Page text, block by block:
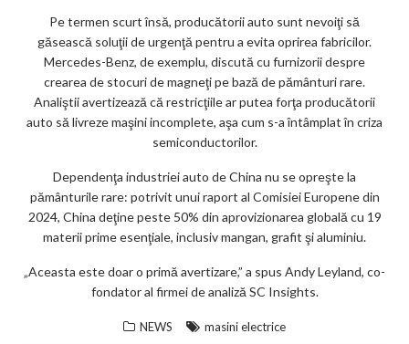
Pe termen scurt însă, producătorii auto sunt nevoiţi să
găsească soluţii de urgenţă pentru a evita oprirea fabricilor.
Mercedes-Benz, de exemplu, discută cu furnizorii despre
crearea de stocuri de magneţi pe bază de pământuri rare.
Analiştii avertizează că restricţiile ar putea forţa producătorii
auto să livreze maşini incomplete, aşa cum s-a întâmplat în criza
semiconductorilor.
Dependenţa industriei auto de China nu se opreşte la
pământurile rare: potrivit unui raport al Comisiei Europene din
2024, China deţine peste 50% din aprovizionarea globală cu 19
materii prime esenţiale, inclusiv mangan, grafit şi aluminiu.
„Aceasta este doar o primă avertizare,” a spus Andy Leyland, co-
fondator al firmei de analiză SC Insights.
NEWS masini electrice